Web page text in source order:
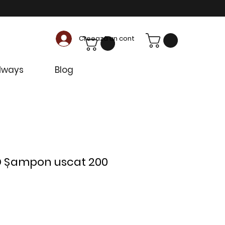
Blog
Creează un cont
Șampon uscat 200